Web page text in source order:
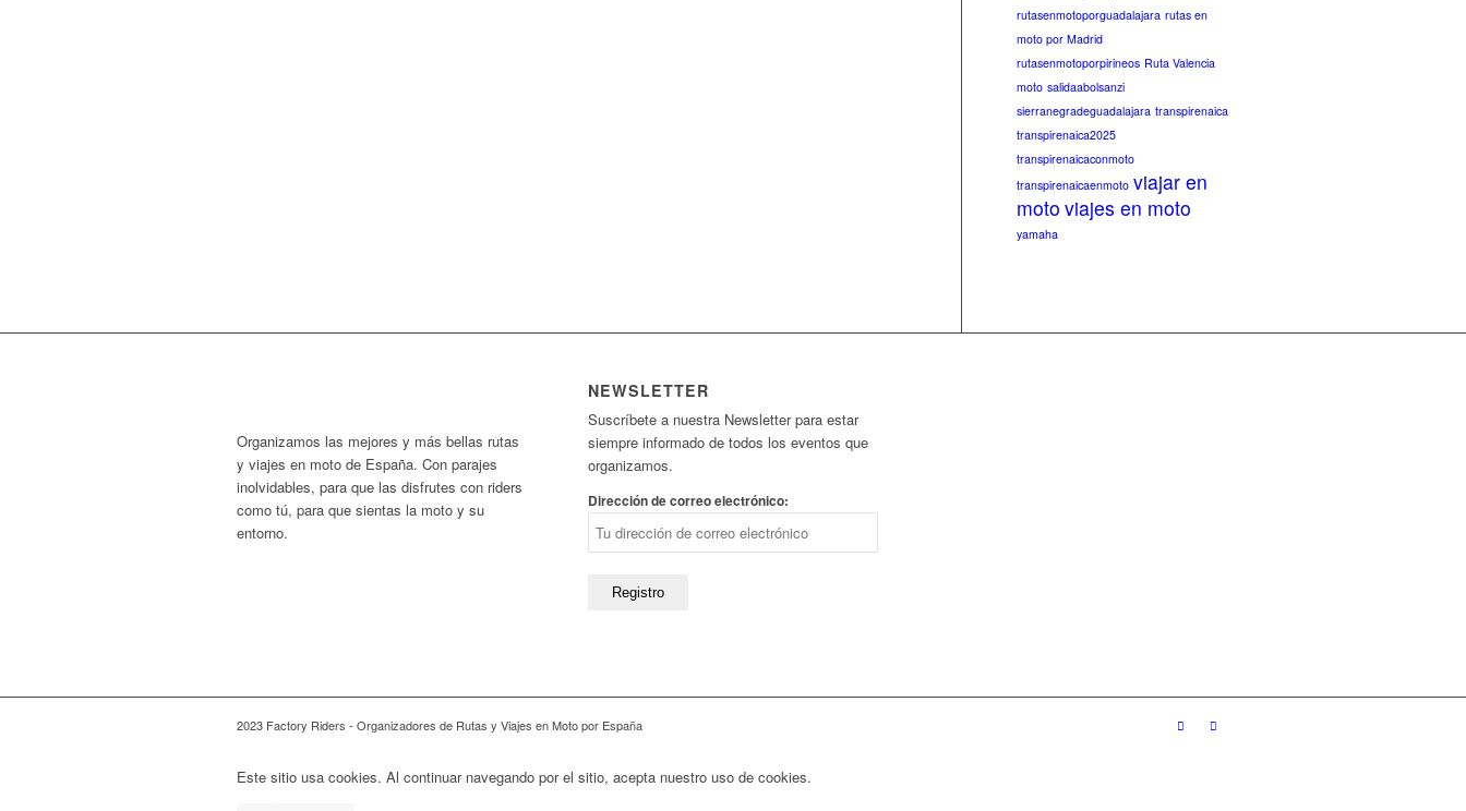
rutasenmotoporguadalajara rutas en
moto por Madrid
rutasenmotoporpirineos Ruta Valencia
moto salidaabolsanzi
sierranegradeguadalajara transpirenaica
transpirenaica2025
transpirenaicaconmoto
transpirenaicaenmoto viajar en
moto viajes en moto
yamaha
Organizamos las mejores y más bellas rutas
y viajes en moto de España. Con parajes
inolvidables, para que las disfrutes con riders
como tú, para que sientas la moto y su
entorno.
NEWSLETTER
Suscríbete a nuestra Newsletter para estar
siempre informado de todos los eventos que
organizamos.
Dirección de correo electrónico:
2023 Factory Riders - Organizadores de Rutas y Viajes en Moto por España
Este sitio usa cookies. Al continuar navegando por el sitio, acepta nuestro uso de cookies.